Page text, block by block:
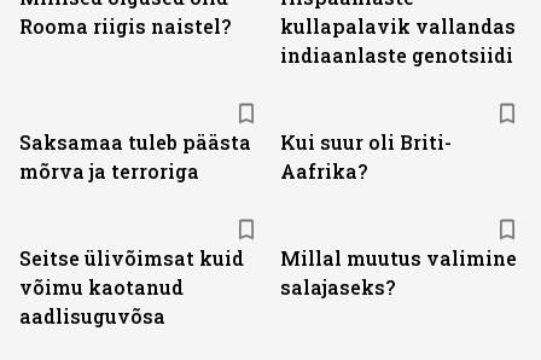
Rooma riigis naistel?
kullapalavik vallandas
indiaanlaste genotsiidi
Saksamaa tuleb päästa
mõrva ja terroriga
Kui suur oli Briti-
Aafrika?
Seitse ülivõimsat kuid
võimu kaotanud
aadlisuguvõsa
Millal muutus valimine
salajaseks?